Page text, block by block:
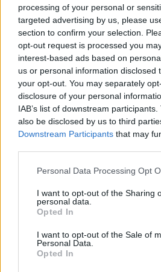
processing of your personal or
targeted advertising by us, please
section to confirm your selection.
opt-out request is processed you
interest-based ads based on
us or personal information disclosed
your opt-out. You may separately
disclosure of your personal
IAB’s list of downstream
also be disclosed by us to third
Downstream Participants that may
Please note that this website/app
not limited to your visit or usage
grant or deny consent to Google and
use your data for below specified
consent section.
Personal Data Processing Opt
I want to opt-out of the Sharing
personal data.
Opted In
I want to opt-out of the Sale of
Personal Data.
Opted In
σε
Κινητοποιήθηκαν 18
οχήματα. Συνδρομή από
— Πυροσβεστικό Σώμα
(@pyrosvestiki)June